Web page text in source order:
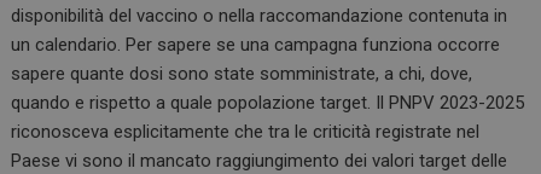
disponibilità del vaccino o nella raccomandazione contenuta in
un calendario. Per sapere se una campagna funziona occorre
sapere quante dosi sono state somministrate, a chi, dove,
quando e rispetto a quale popolazione target. Il PNPV 2023-2025
riconosceva esplicitamente che tra le criticità registrate nel
Paese vi sono il mancato raggiungimento dei valori target delle